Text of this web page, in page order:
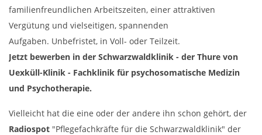
familienfreundlichen Arbeitszeiten, einer attraktiven
Vergütung und vielseitigen, spannenden
Aufgaben. Unbefristet, in Voll- oder Teilzeit.
Jetzt bewerben in der Schwarzwaldklinik - der Thure von
Uexküll-Klinik - Fachklinik für psychosomatische Medizin
und Psychotherapie.
Vielleicht hat die eine oder der andere ihn schon gehört, der
Radiospot "Pflegefachkräfte für die Schwarzwaldklinik" der